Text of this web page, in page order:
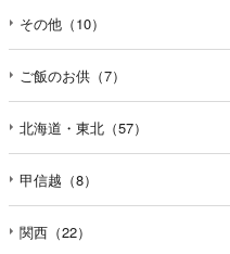
その他（10）
ご飯のお供（7）
北海道・東北（57）
甲信越（8）
関西（22）